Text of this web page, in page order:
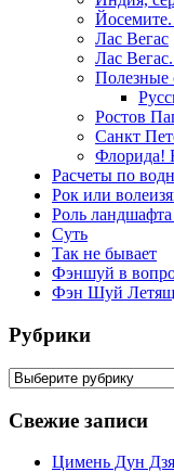
Лас Вегас
Лас
Полезные
Ростов
Санкт
Флорида!
Расчеты по
Рок или
Роль
Суть
Так не бывает
Фэншуй в
Фэн Шуй
Рубрики
Рубрики
Свежие записи
Цимень Дун